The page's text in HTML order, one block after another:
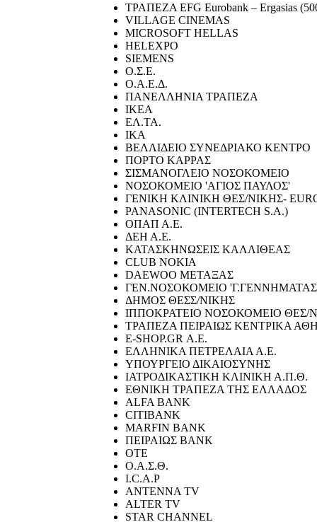
ΤΡΑΠΕΖΑ EFG Eurobank – Ergasias
VILLAGE CINEMAS
MICROSOFT HELLAS
HELEXPO
SIEMENS
Ο.Σ.Ε.
Ο.Α.Ε.Δ.
ΠΑΝΕΛΛΗΝΙΑ ΤΡΑΠΕΖΑ
ΙΚΕΑ
ΕΛ.ΤΑ.
ΙΚΑ
ΒΕΛΛΙΔΕΙΟ ΣΥΝΕΔΡΙΑΚΟ ΚΕΝΤΡΟ
ΠΟΡΤΟ ΚΑΡΡΑΣ
ΣΙΣΜΑΝΟΓΛΕΙΟ ΝΟΣΟΚΟΜΕΙΟ
ΝΟΣΟΚΟΜΕΙΟ 'ΑΓΙΟΣ ΠΑΥΛΟΣ'
ΓΕΝΙΚΗ ΚΛΙΝΙΚΗ ΘΕΣ/ΝΙΚΗΣ-
PANASONIC (INTERTECH S.A.)
ΟΠΑΠ Α.Ε.
ΔΕΗ Α.Ε.
ΚΑΤΑΣΚΗΝΩΣΕΙΣ ΚΑΛΛΙΘΕΑΣ
CLUB NOKIA
DAEWOO ΜΕΤΑΞΑΣ
ΓΕΝ.ΝΟΣΟΚΟΜΕΙΟ
ΔΗΜΟΣ ΘΕΣΣ/ΝΙΚΗΣ
ΙΠΠΟΚΡΑΤΕΙΟ ΝΟΣΟΚΟΜΕΙΟ ΘΕΣ/
ΤΡΑΠΕΖΑ ΠΕΙΡΑΙΩΣ ΚΕΝΤΡΙΚΑ
E-SHOP.GR Α.Ε.
ΕΛΛΗΝΙΚΑ ΠΕΤΡΕΛΑΙΑ Α.Ε.
ΥΠΟΥΡΓΕΙΟ ΔΙΚΑΙΟΣΥΝΗΣ
ΙΑΤΡΟΔΙΚΑΣΤΙΚΗ ΚΛΙΝΙΚΗ Α.Π.Θ.
ΕΘΝΙΚΗ ΤΡΑΠΕΖΑ ΤΗΣ ΕΛΛΑΔΟΣ
ALFA BANK
CITIBANK
MARFIN BANK
ΠΕΙΡΑΙΩΣ BANK
ΟΤΕ
Ο.Α.Σ.Θ.
I.C.A.P
ANTENNA TV
ALTER TV
STAR CHANNEL